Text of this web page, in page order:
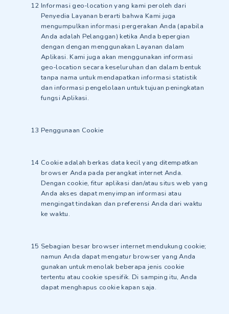
Informasi geo-location yang kami peroleh dari
Penyedia Layanan berarti bahwa Kami juga
mengumpulkan informasi pergerakan Anda (apabila
Anda adalah Pelanggan) ketika Anda bepergian
dengan dengan menggunakan Layanan dalam
Aplikasi. Kami juga akan menggunakan informasi
geo-location secara keseluruhan dan dalam bentuk
tanpa nama untuk mendapatkan informasi statistik
dan informasi pengelolaan untuk tujuan peningkatan
fungsi Aplikasi.
Penggunaan Cookie
Cookie adalah berkas data kecil yang ditempatkan
browser Anda pada perangkat internet Anda.
Dengan cookie, fitur aplikasi dan/atau situs web yang
Anda akses dapat menyimpan informasi atau
mengingat tindakan dan preferensi Anda dari waktu
ke waktu.
Sebagian besar browser internet mendukung cookie;
namun Anda dapat mengatur browser yang Anda
gunakan untuk menolak beberapa jenis cookie
tertentu atau cookie spesifik. Di samping itu, Anda
dapat menghapus cookie kapan saja.